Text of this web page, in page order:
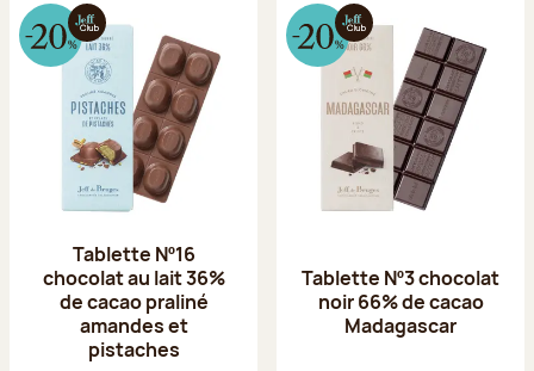
Tablette Nº16
chocolat au lait 36%
de cacao praliné
amandes et
pistaches
Tablette Nº3 chocolat
noir 66% de cacao
Madagascar